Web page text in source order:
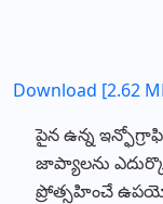
Download [2.62
పైన ఉన్న
జాప్యాలను
ప్రోత్సహించే